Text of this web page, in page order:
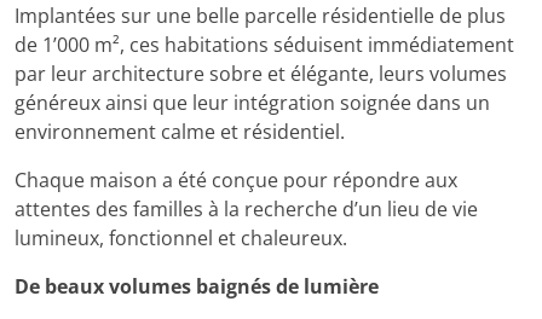
Implantées sur une belle parcelle résidentielle de plus
de 1’000 m², ces habitations séduisent immédiatement
par leur architecture sobre et élégante, leurs volumes
généreux ainsi que leur intégration soignée dans un
environnement calme et résidentiel.
Chaque maison a été conçue pour répondre aux
attentes des familles à la recherche d’un lieu de vie
lumineux, fonctionnel et chaleureux.
De beaux volumes baignés de lumière